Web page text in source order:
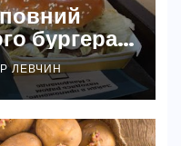
бургера
ЛЕВЧИН